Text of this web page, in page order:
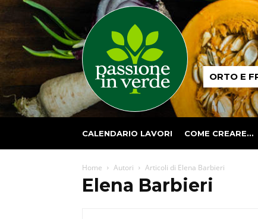
Passione
in ORTO E
CALENDARIO LAVORI COME CREARE…
Home Autori Articoli di Elena Barbieri
Elena Barbieri